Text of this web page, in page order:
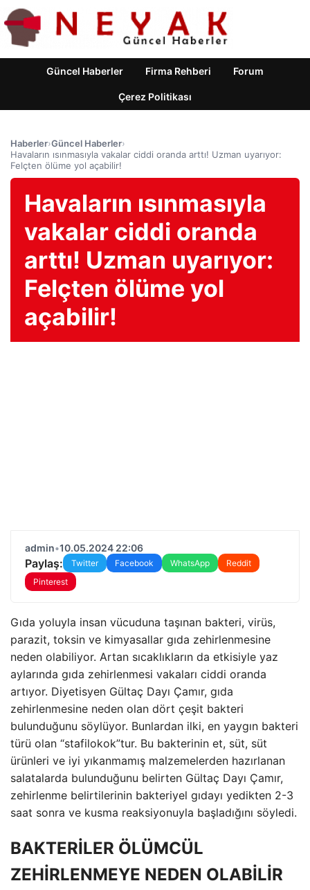
Güncel Haberler Firma Rehberi Forum
Çerez Politikası
Haberler›Güncel Haberler›
Havaların ısınmasıyla vakalar ciddi oranda arttı! Uzman uyarıyor:
Felçten ölüme yol açabilir!
Havaların ısınmasıyla
vakalar ciddi oranda
arttı! Uzman uyarıyor:
Felçten ölüme yol
açabilir!
admin•10.05.2024 22:06
Paylaş: Twitter Facebook WhatsApp
Reddit
Pinterest
Gıda yoluyla insan vücuduna taşınan bakteri, virüs,
parazit, toksin ve kimyasallar gıda zehirlenmesine
neden olabiliyor. Artan sıcaklıkların da etkisiyle yaz
aylarında gıda zehirlenmesi vakaları ciddi oranda
artıyor. Diyetisyen Gültaç Dayı Çamır, gıda
zehirlenmesine neden olan dört çeşit bakteri
bulunduğunu söylüyor. Bunlardan ilki, en yaygın bakteri
türü olan “stafilokok”tur. Bu bakterinin et, süt, süt
ürünleri ve iyi yıkanmamış malzemelerden hazırlanan
salatalarda bulunduğunu belirten Gültaç Dayı Çamır,
zehirlenme belirtilerinin bakteriyel gıdayı yedikten 2-3
saat sonra ve kusma reaksiyonuyla başladığını söyledi.
BAKTERİLER ÖLÜMCÜL
ZEHİRLENMEYE NEDEN OLABİLİR